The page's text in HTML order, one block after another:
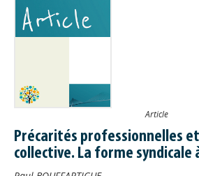
Article
Précarités professionnelles
collective. La forme syndicale